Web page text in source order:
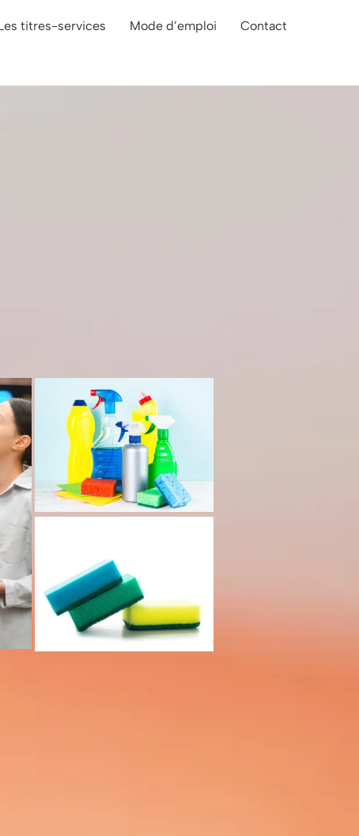
titres-services Mode d’emploi Contact